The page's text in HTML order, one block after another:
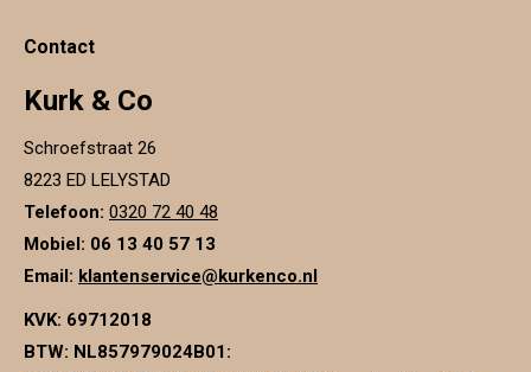
Contact
Kurk & Co
Schroefstraat 26
8223 ED LELYSTAD
Telefoon: 0320 72 40 48
Mobiel: 06 13 40 57 13
Email: klantenservice@kurkenco.nl
KVK: 69712018
BTW: NL857979024B01 :